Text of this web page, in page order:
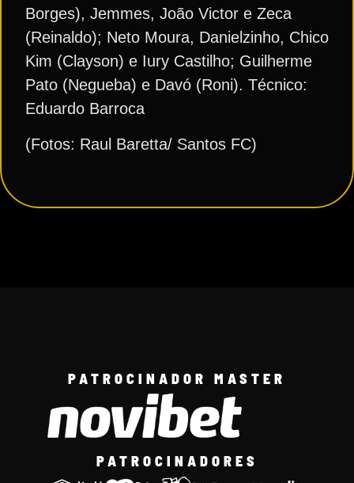
Borges), Jemmes, João Victor e Zeca
(Reinaldo); Neto Moura, Danielzinho, Chico
Kim (Clayson) e Iury Castilho; Guilherme
Pato (Negueba) e Davó (Roni). Técnico:
Eduardo Barroca
(Fotos: Raul Baretta/ Santos FC)
PATROCINADOR MASTER
PATROCINADORES